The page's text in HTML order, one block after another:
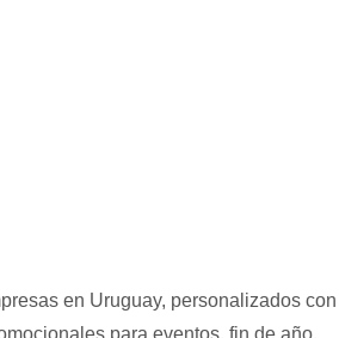
en Uruguay, personalizados con
para eventos, fin de año,